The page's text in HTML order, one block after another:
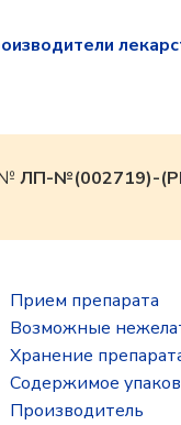
№ ЛП-№(002719)-
Прием препарата
Возможные
Хранение
Содержимое
Производитель